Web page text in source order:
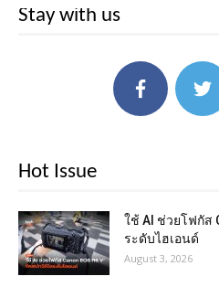
Stay with us
Hot Issue
ใช้ AI ช่วยโฟกัส
ระดับไฮเอนด์
August 3, 2026